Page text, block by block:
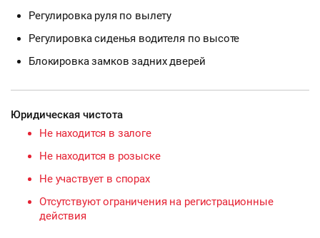
Регулировка руля по вылету
Регулировка сиденья водителя по высоте
Блокировка замков задних дверей
Юридическая чистота
Не находится в залоге
Не находится в розыске
Не участвует в спорах
Отсутствуют ограничения на регистрационные
действия